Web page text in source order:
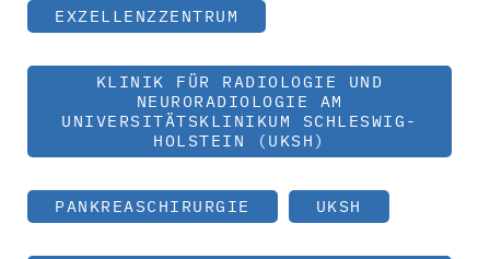
EXZELLENZZENTRUM
KLINIK FÜR RADIOLOGIE UND
NEURORADIOLOGIE AM
UNIVERSITÄTSKLINIKUM SCHLESWIG-
HOLSTEIN (UKSH)
PANKREASCHIRURGIE UKSH